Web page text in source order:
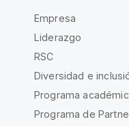
Empresa
Liderazgo
RSC
Diversidad e
Programa
Programa de